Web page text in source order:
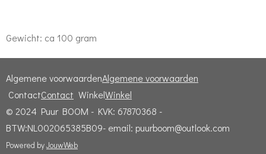
Gewicht: ca 100 gram
Algemene voorwaardenAlgemene voorwaarden
ContactContact WinkelWinkel
© 2024 Puur BOOM - KVK: 67870368 -
BTW:NL002065385B09- email: puurboom@outlook.com
Powered byJouwWeb